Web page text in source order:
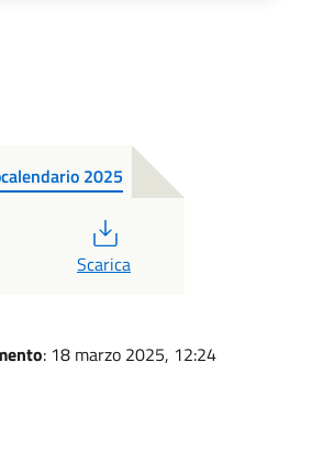
2025
Scarica
: 18 marzo 2025, 12:24